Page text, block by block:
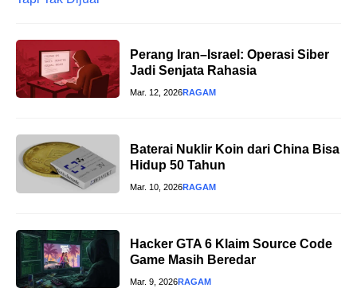
Perang Iran–Israel: Operasi Siber
Jadi Senjata Rahasia
Mar. 12, 2026RAGAM
Baterai Nuklir Koin dari China Bisa
Hidup 50 Tahun
Mar. 10, 2026RAGAM
Hacker GTA 6 Klaim Source Code
Game Masih Beredar
Mar. 9, 2026RAGAM